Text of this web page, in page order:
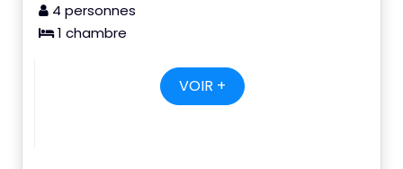
4 personnes
1 chambre
VOIR +